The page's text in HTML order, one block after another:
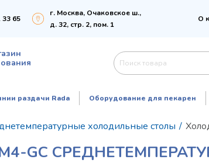
33 65
г. Москва, Очаковское ш.,
д. 32, стр. 2, пом. 1
О
раздачи Rada Оборудование для пекарен
холодильные столы /
GC